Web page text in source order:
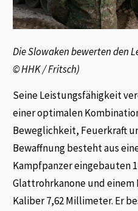
Die Slowaken bewerten den
© HHK / Fritsch)
Seine Leistungsfähigkeit
einer optimalen
Beweglichkeit, Feuerkraft
Bewaffnung besteht aus
Kampfpanzer eingebauten
Glattrohrkanone und einem
Kaliber 7,62 Millimeter. Er